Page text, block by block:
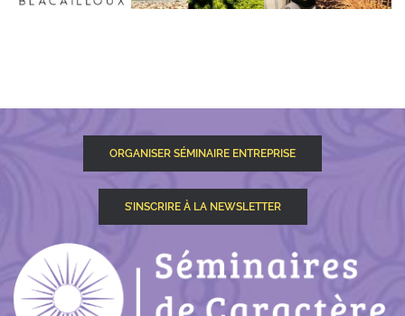
ORGANISER SÉMINAIRE ENTREPRISE
S’INSCRIRE À LA NEWSLETTER